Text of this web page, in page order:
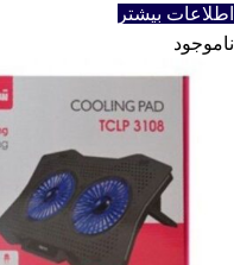
اطلاعات بیشتر
ناموجود